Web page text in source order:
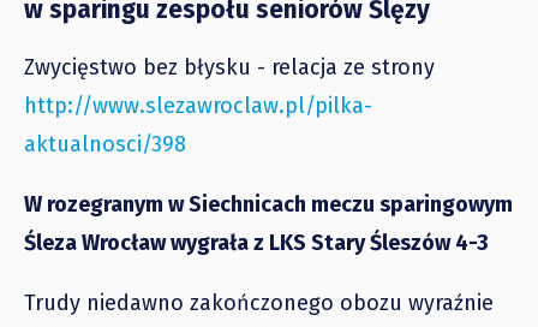
w sparingu zespołu seniorów Ślęzy
Zwycięstwo bez błysku - relacja ze strony
http://www.slezawroclaw.pl/pilka-
aktualnosci/398
W rozegranym w Siechnicach meczu sparingowym
Śleza Wrocław wygrała z LKS Stary Śleszów 4-3
Trudy niedawno zakończonego obozu wyraźnie